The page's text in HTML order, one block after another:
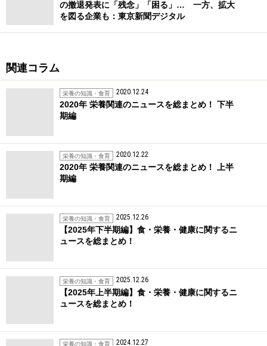
の撤退発表に「残念」「困る」… 一方、拡大
を図る企業も：東京新聞デジタル
関連コラム
栄養の知識・食育 2020.12.24
2020年 栄養関連のニュースを総まとめ！ 下半
期編
栄養の知識・食育 2020.12.22
2020年 栄養関連のニュースを総まとめ！ 上半
期編
栄養の知識・食育 2025.12.26
【2025年下半期編】食・栄養・健康に関するニ
ュースを総まとめ！
栄養の知識・食育 2025.12.26
【2025年上半期編】食・栄養・健康に関するニ
ュースを総まとめ！
栄養の知識・食育 2024.12.27